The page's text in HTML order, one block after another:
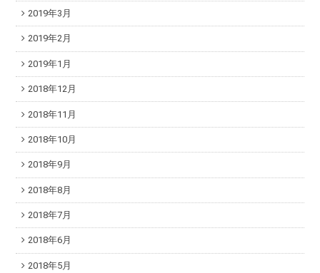
2019年3月
2019年2月
2019年1月
2018年12月
2018年11月
2018年10月
2018年9月
2018年8月
2018年7月
2018年6月
2018年5月